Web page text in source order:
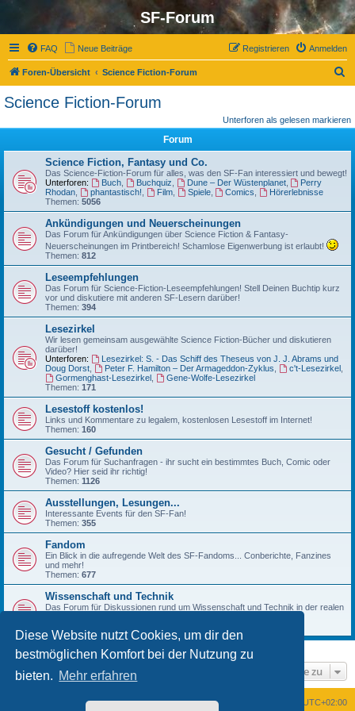
Diese Website nutzt Cookies, um dir den
bestmöglichen Komfort bei der Nutzung zu
bieten. Mehr erfahren
SF-Forum
FAQ Neue Beiträge Anmelden
Registrieren
Foren-Übersicht Science Fiction-Forum
h
Science Fiction-Forum
Unterforen als gelesen markieren
Forum
Science Fiction, Fantasy und Co.
Das Science-Fiction-Forum für alles, was den SF-Fan interessiert und bewegt!
Unterforen:
Buch, Buchquiz Dune – Der Wüstenplanet,
Perry
Rhodan
phantastisch! Film, Spiele, Comics
Hörerlebnisse
Themen: 5056
Ankündigungen und Neuerscheinungen
Das Forum für Ankündigungen über Science Fiction & Fantasy-
Neuerscheinungen im Printbereich! Schamlose Eigenwerbung ist erlaubt!
Themen: 812
Leseempfehlungen
Das Forum für Science-Fiction-Leseempfehlungen! Stell Deinen Buchtip kurz
vor und diskutiere mit anderen SF-Lesern darüber!
Themen: 394
Lesezirkel
Wir lesen gemeinsam ausgewählte Science Fiction-Bücher und diskutieren
darüber!
Unterforen:
Lesezirkel: S. - Das Schiff des Theseus von J. J. Abrams und
Doug Dorst
Peter F. Hamilton – Der Armageddon-Zyklus c't-Lesezirkel,
Gormenghast-Lesezirkel,
Gene-Wolfe-Lesezirkel
Themen: 171
Lesestoff kostenlos!
Links und Kommentare zu legalem, kostenlosen Lesestoff im Internet!
Themen: 160
Gesucht / Gefunden
Das Forum für Suchanfragen - ihr sucht ein bestimmtes Buch, Comic oder
Video? Hier seid ihr richtig!
Themen: 1126
Ausstellungen, Lesungen...
Interessante Events für den SF-Fan!
Themen: 355
Fandom
Ein Blick in die aufregende Welt des SF-Fandoms... Conberichte, Fanzines
und mehr!
Themen: 677
Wissenschaft und Technik
Das Forum für Diskussionen rund um Wissenschaft und Technik in der realen
Gehe zu
Foren-Übersicht UTC+02:00